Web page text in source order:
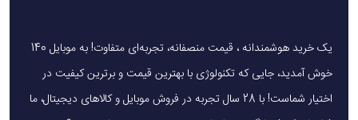
سنسور اصلی دوربین توانایی فیلم‌برداری با کیفیت 8K در دو نرخ
نرخ‌های 30، 60 و حتی 120 فریم بر ثانیه وجود دارد. ضبط صدا نیز
یک خرید هوشمندانه ، قیمت منصفانه، تجربه‌ای متفاوت! به موبایل 140
خوش آمدید، جایی که تکنولوژی با بهترین قیمت و برترین کیفیت در
اختیار شماست! با 28 سال تجربه در فروش موبایل و کالاهای دیجیتال، ما